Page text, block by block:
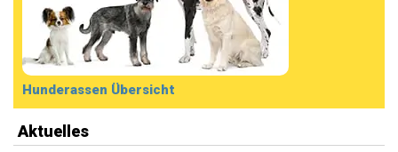
Hunderassen Übersicht
Aktuelles